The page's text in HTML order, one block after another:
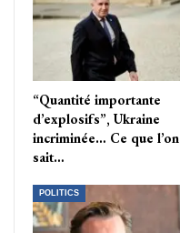
“Quantité importante
d’explosifs”, Ukraine
incriminée… Ce que l’on
sait…
POLITICS